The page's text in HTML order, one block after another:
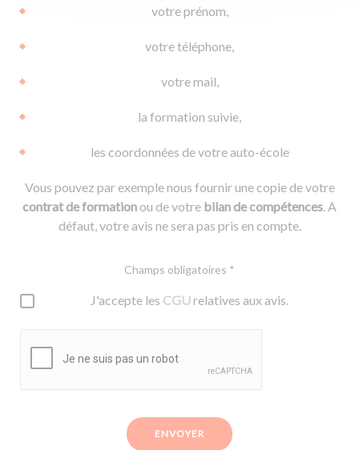
votre prénom,
votre téléphone,
votre mail,
la formation suivie,
les coordonnées de votre auto-école
Vous pouvez par exemple nous fournir une copie de votre
contrat de formationou de votre bilan de compétences. A
défaut, votre avis ne sera pas pris en compte.
Champs obligatoires *
J'accepte les CGUrelatives aux avis.
ENVOYER